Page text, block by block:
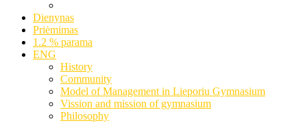
Dienynas
Priėmimas
1.2 % parama
ENG
History
Community
Model of Management in Lieporiu Gymnasium
Vission and mission of gymnasium
Philosophy